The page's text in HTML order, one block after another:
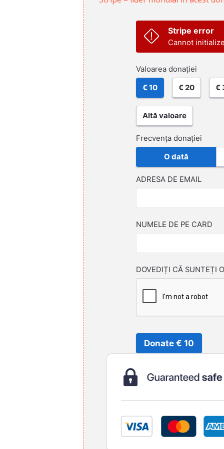
Stripe error
Cannot
Valoarea donației
€ 10 € 20 €
Altă valoare
Frecvența donației
O dată
ADRESA DE EMAIL
NUMELE DE PE CARD
DOVEDIȚI CĂ SUNTEȚI
Donate € 10